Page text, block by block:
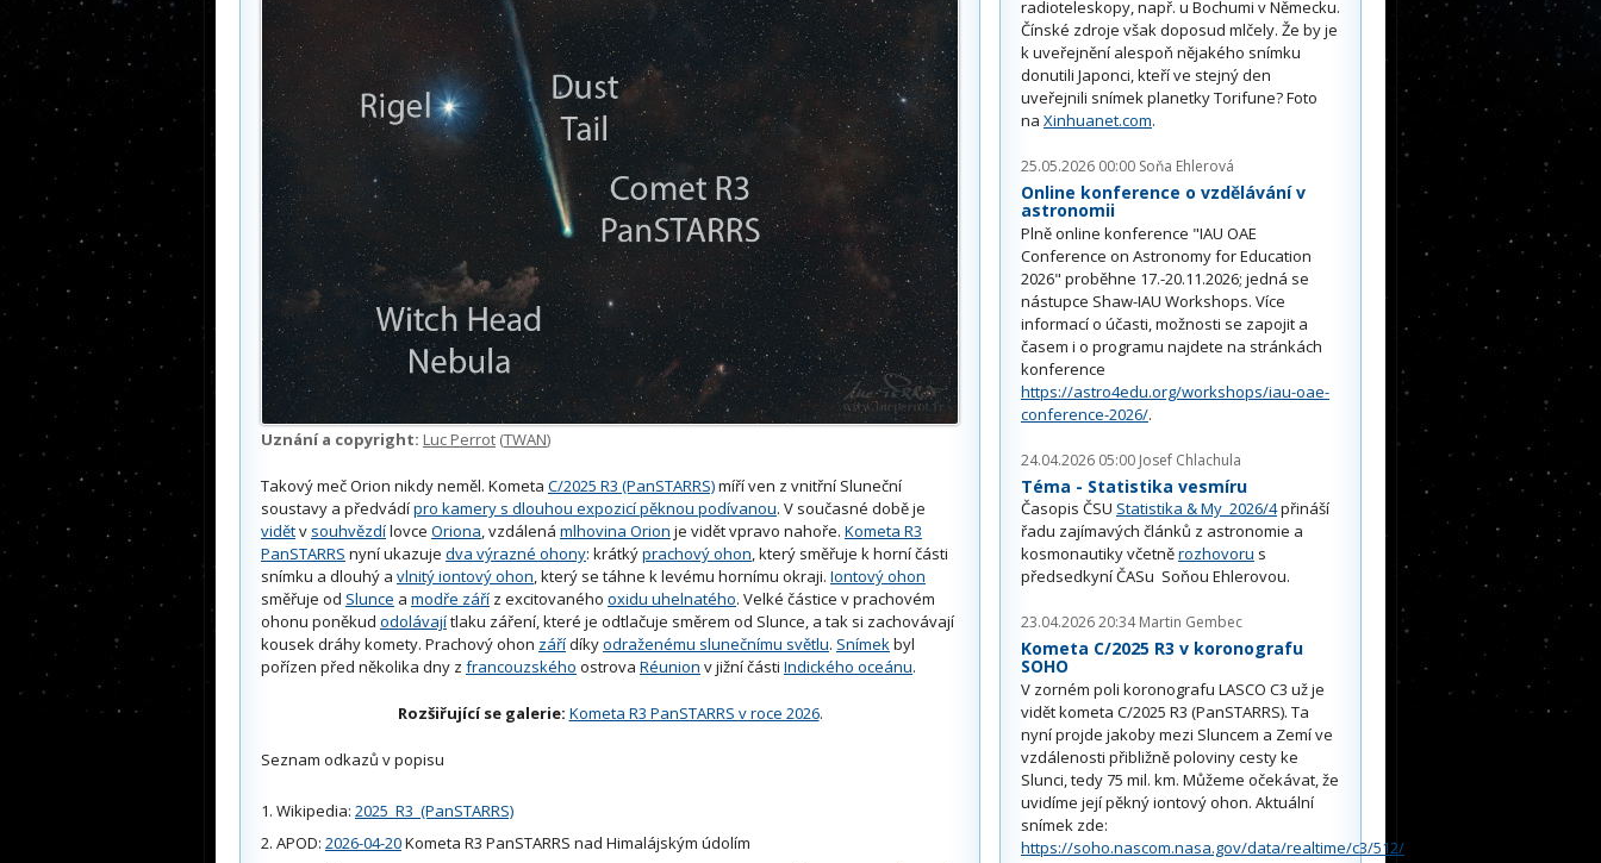
Uznání a copyright: Luc Perrot (TWAN)
Takový meč Orion nikdy neměl. Kometa C/2025 R3 (PanSTARRS)míří ven z vnitřní Sluneční
soustavy a předvádípro kamery s dlouhou expozicí pěknou podívanou. V současné době je
vidětv souhvězdílovce Oriona, vzdálená mlhovina Orion je vidět vpravo nahoře. Kometa R3
PanSTARRS nyní ukazuje dva výrazné ohony: krátkýprachový ohon, který směřuje k horní části
snímku a dlouhý a vlnitý iontový ohon, který se táhne k levému hornímu okraji. Iontový ohon
směřuje od Slunce a modře září z excitovaného oxidu uhelnatého. Velké částice v prachovém
ohonu poněkud odolávajítlaku záření, které je odtlačuje směrem od Slunce, a tak si zachovávají
kousek dráhy komety. Prachový ohon zářídíkyodraženému slunečnímu světlu. Snímekbyl
pořízen před několika dny z francouzského ostrova Réunion v jižní části Indického oceánu.
Rozšiřující se galerie: Kometa R3 PanSTARRS v roce 2026.
Seznam odkazů v popisu
Wikipedia: 2025_R3_(PanSTARRS)
APOD: 2026-04-20Kometa R3 PanSTARRS nad Himalájským údolím
radioteleskopy, např. u Bochumi v Německu.
Čínské zdroje však doposud mlčely. Že by je
k uveřejnění alespoň nějakého snímku
donutili Japonci, kteří ve stejný den
uveřejnili snímek planetky Torifune? Foto
na Xinhuanet.com.
25.05.2026 00:00 Soňa Ehlerová
Online konference o vzdělávání v
astronomii
Plně online konference "IAU OAE
Conference on Astronomy for Education
2026" proběhne 17.-20.11.2026; jedná se
nástupce Shaw-IAU Workshops. Více
informací o účasti, možnosti se zapojit a
časem i o programu najdete na stránkách
konference
https://astro4edu.org/workshops/iau-oae-
conference-2026/.
24.04.2026 05:00 Josef Chlachula
Téma - Statistika vesmíru
Časopis ČSU Statistika & My 2026/4přináší
řadu zajímavých článků z astronomie a
kosmonautiky včetněrozhovoru s
předsedkyní ČASu Soňou Ehlerovou.
23.04.2026 20:34 Martin Gembec
Kometa C/2025 R3 v koronografu
SOHO
V zorném poli koronografu LASCO C3 už je
vidět kometa C/2025 R3 (PanSTARRS). Ta
nyní projde jakoby mezi Sluncem a Zemí ve
vzdálenosti přibližně poloviny cesty ke
Slunci, tedy 75 mil. km. Můžeme očekávat, že
uvidíme její pěkný iontový ohon. Aktuální
snímek zde:
https://soho.nascom.nasa.gov/data/realtime/c3/512/